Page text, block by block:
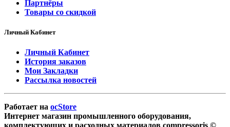
Партнёры
Товары со скидкой
Личный Кабинет
Личный Кабинет
История заказов
Мои Закладки
Рассылка новостей
Работает на ocStore
Интернет магазин промышленного оборудования,
комплектующих и расходных материалов compressoris ©